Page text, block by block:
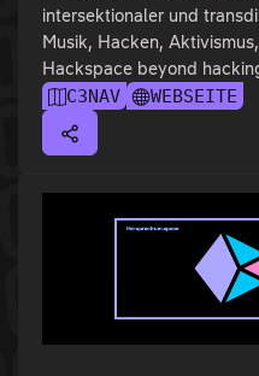
intersektionaler und
Musik, Hacken,
Hackspace beyond
C3NAV WEBSEITE